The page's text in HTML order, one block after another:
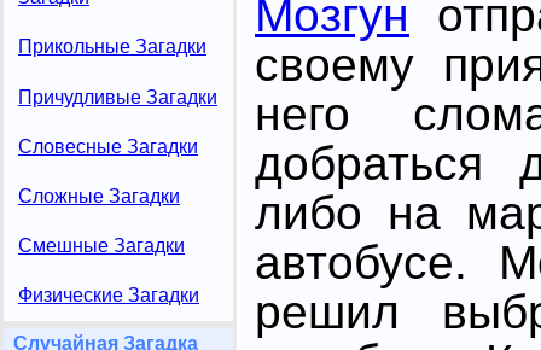
Прикольные Загадки
Причудливые Загадки
Словесные Загадки
Сложные Загадки
Смешные Загадки
Физические Загадки
Случайная Загадка
Мозгун
своему
него
добраться
либо на
автобусе.
решил